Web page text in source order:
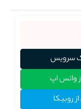
سرویس
واتس اپ
روبیکا